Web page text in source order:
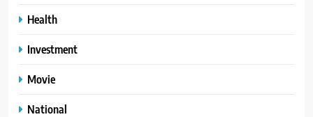
Health
Investment
Movie
National